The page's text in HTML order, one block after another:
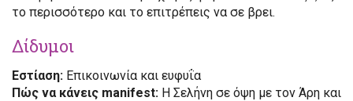
το περισσότερο και το επιτρέπεις να σε βρει.
Δίδυμοι
Εστίαση: Επικοινωνία και ευφυΐα
Πώς να κάνεις manifest: Η Σελήνη σε όψη με τον Άρη και